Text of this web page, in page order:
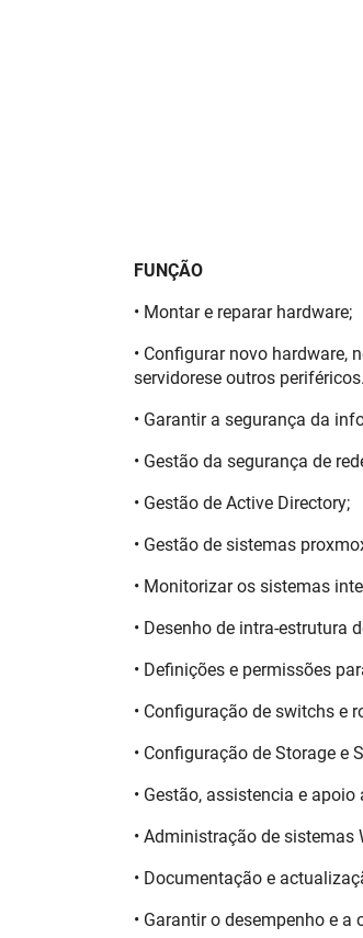
FUNÇÃO
• Montar e reparar hardware;
• Configurar novo hardware,
servidorese outros periféricos.
• Garantir a segurança da
• Gestão da segurança de
• Gestão de Active Directory;
• Gestão de sistemas
• Monitorizar os sistemas
• Desenho de intra-estrutura
• Definições e permissões
• Configuração de switchs e
• Configuração de Storage e
• Gestão, assistencia e apoio
• Administração de sistemas
• Documentação e
• Garantir o desempenho e